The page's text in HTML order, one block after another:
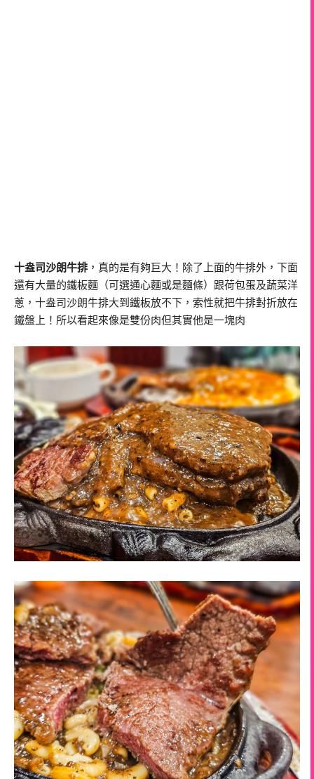
十盎司沙朗牛排 ，真的是有夠巨大！除了上面的牛排外，下面
還有大量的鐵板麵（可選通心麵或是麵條）跟荷包蛋及蔬菜洋
蔥，十盎司沙朗牛排大到鐵板放不下，索性就把牛排對折放在
鐵盤上！所以看起來像是雙份肉但其實他是一塊肉